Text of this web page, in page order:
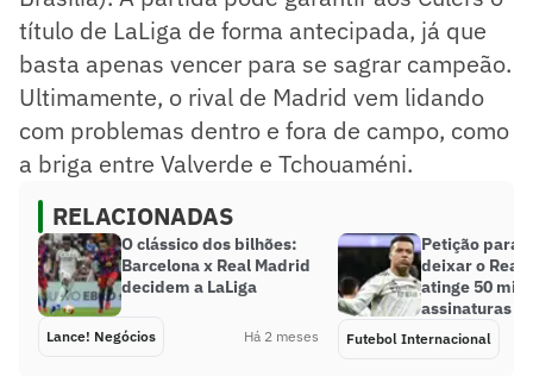
título de LaLiga de forma antecipada, já que
basta apenas vencer para se sagrar campeão.
Ultimamente, o rival de Madrid vem lidando
com problemas dentro e fora de campo, como
a briga entre Valverde e Tchouaméni.
RELACIONADAS
O clássico dos bilhões:
Barcelona x Real Madrid
decidem a LaLiga
Lance! Negócios Há 2 meses
Petição para
deixar o Real
atinge 50
assinaturas
Futebol Internacional